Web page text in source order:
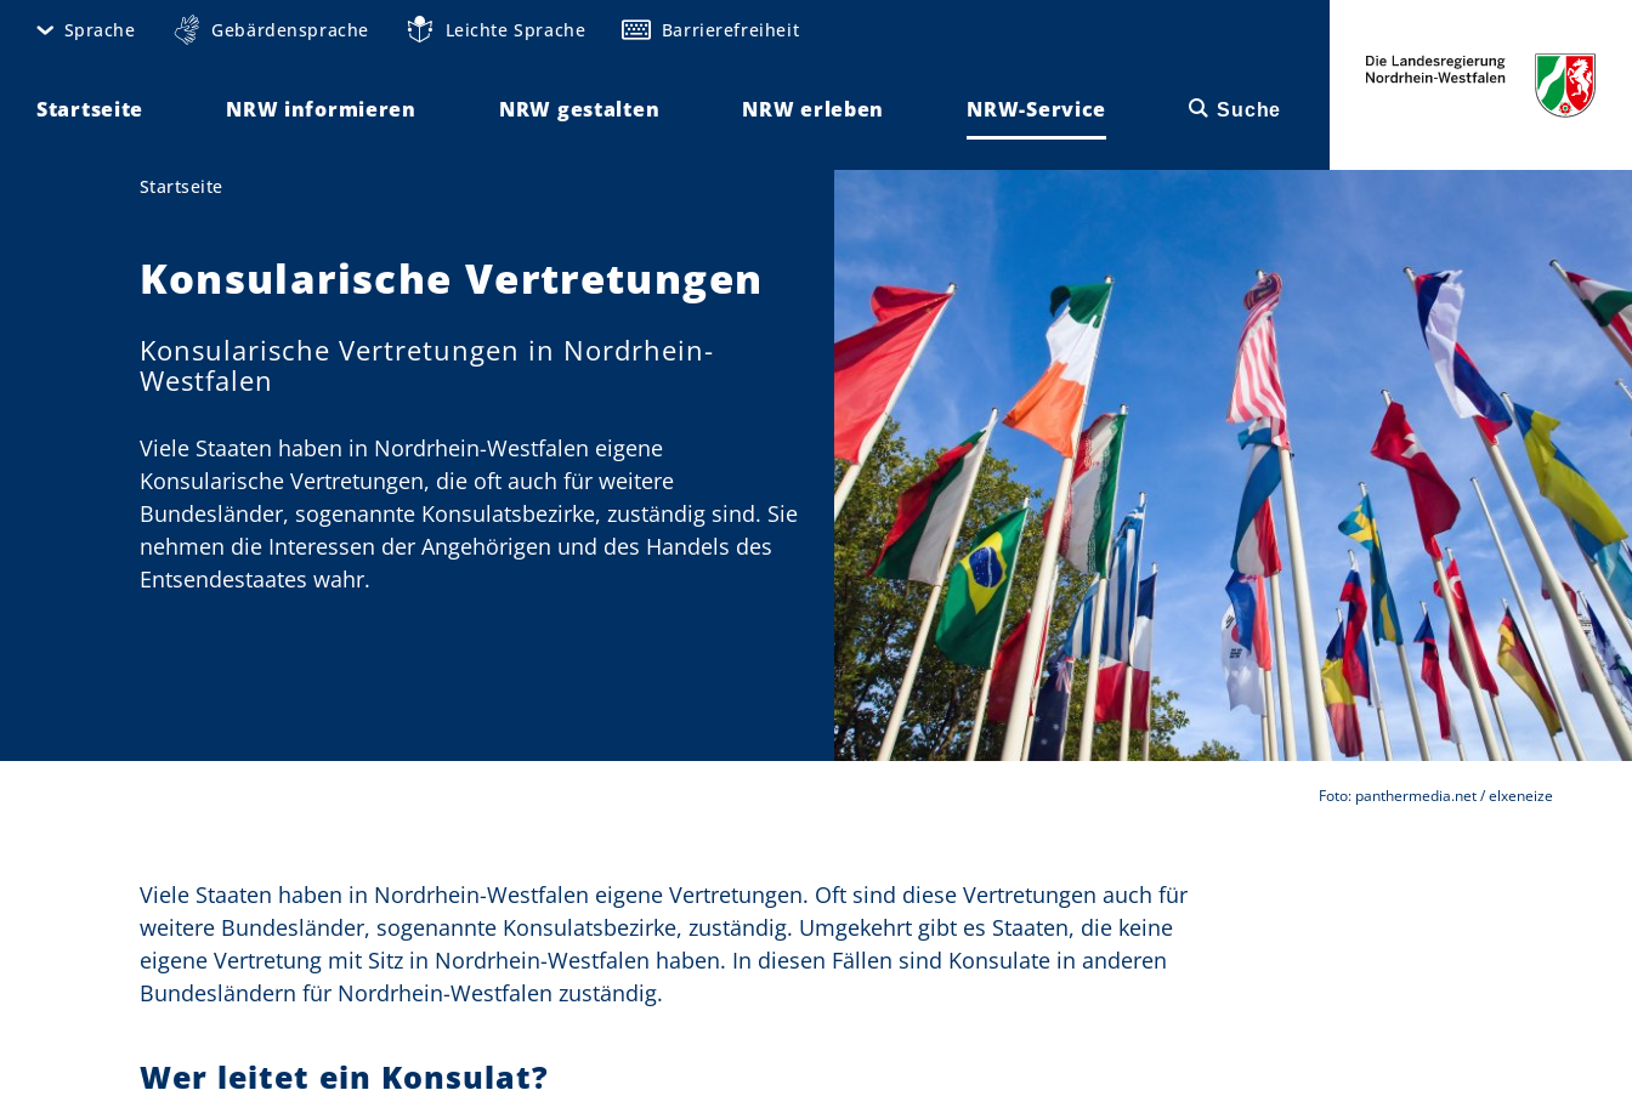
Sprache Gebärdensprache Leichte Sprache Barrierefreiheit
Startseite NRW informieren NRW gestalten NRW erleben NRW-Service Suche
Sie sind hier:
Startseite
Konsularische Vertretungen
Konsularische Vertretungen in Nordrhein-
Westfalen
Viele Staaten haben in Nordrhein-Westfalen eigene
Konsularische Vertretungen, die oft auch für weitere
Bundesländer, sogenannte Konsulatsbezirke, zuständig sind. Sie
nehmen die Interessen der Angehörigen und des Handels des
Entsendestaates wahr.
Foto: panthermedia.net / elxeneize
Viele Staaten haben in Nordrhein-Westfalen eigene Vertretungen. Oft sind diese Vertretungen auch für
weitere Bundesländer, sogenannte Konsulatsbezirke, zuständig. Umgekehrt gibt es Staaten, die keine
eigene Vertretung mit Sitz in Nordrhein-Westfalen haben. In diesen Fällen sind Konsulate in anderen
Bundesländern für Nordrhein-Westfalen zuständig.
Wer leitet ein Konsulat?